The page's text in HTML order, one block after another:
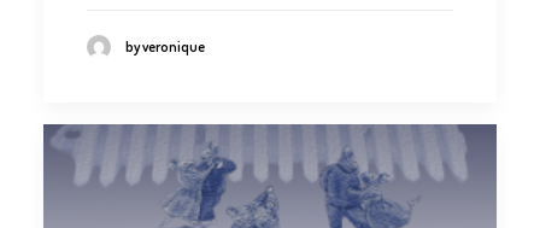
by veronique